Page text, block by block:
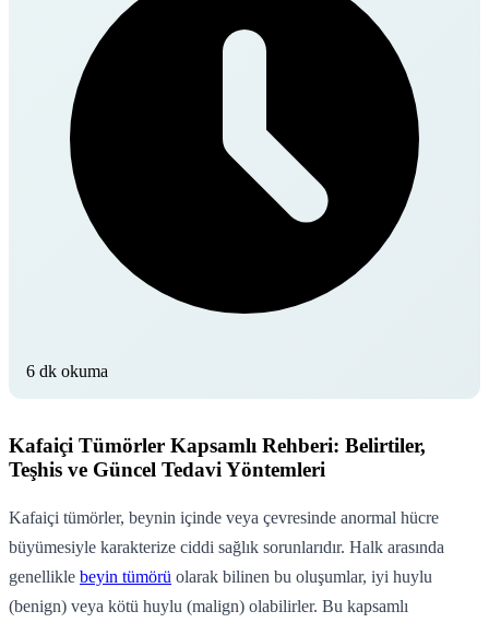
6 dk okuma
Kafaiçi Tümörler Kapsamlı Rehberi: Belirtiler,
Teşhis ve Güncel Tedavi Yöntemleri
Kafaiçi tümörler, beynin içinde veya çevresinde anormal hücre
büyümesiyle karakterize ciddi sağlık sorunlarıdır. Halk arasında
genellikle beyin tümörü olarak bilinen bu oluşumlar, iyi huylu
(benign) veya kötü huylu (malign) olabilirler. Bu kapsamlı